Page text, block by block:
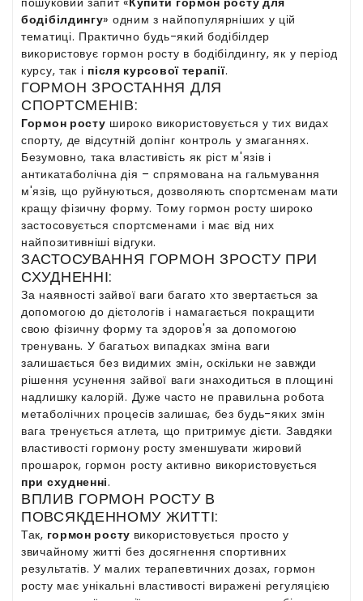
бодібілдингу» одним з найпопулярніших у цій
тематиці. Практично будь-який бодібілдер
використовує гормон росту в бодібілдингу, як у період
курсу, так і після курсової терапії.
ГОРМОН ЗРОСТАННЯ ДЛЯ
СПОРТСМЕНІВ:
Гормон росту широко використовується у тих видах
спорту, де відсутній допінг контроль у змаганнях.
Безумовно, така властивість як ріст м'язів і
антикатаболічна дія – спрямована на гальмування
м'язів, що руйнуються, дозволяють спортсменам мати
кращу фізичну форму. Тому гормон росту широко
застосовується спортсменами і має від них
найпозитивніші відгуки.
ЗАСТОСУВАННЯ ГОРМОН ЗРОСТУ ПРИ
СХУДНЕННІ:
За наявності зайвої ваги багато хто звертається за
допомогою до дієтологів і намагається покращити
свою фізичну форму та здоров'я за допомогою
тренувань. У багатьох випадках зміна ваги
залишається без видимих ​​змін, оскільки не завжди
рішення усунення зайвої ваги знаходиться в площині
надлишку калорій. Дуже часто не правильна робота
метаболічних процесів залишає, без будь-яких змін
вага тренується атлета, що притримує дієти. Завдяки
властивості гормону росту зменшувати жировий
прошарок, гормон росту активно використовується
при схудненні.
ВПЛИВ ГОРМОН РОСТУ В
ПОВСЯКДЕННОМУ ЖИТТІ:
Так, гормон росту використовується просто у
звичайному житті без досягнення спортивних
результатів. У малих терапевтичних дозах, гормон
росту має унікальні властивості виражені регуляцією